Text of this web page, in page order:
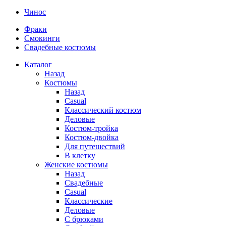
Чинос
Фраки
Смокинги
Свадебные костюмы
Каталог
Назад
Костюмы
Назад
Casual
Классический костюм
Деловые
Костюм-тройка
Костюм-двойка
Для путешествий
В клетку
Женские костюмы
Назад
Свадебные
Casual
Классические
Деловые
С брюками